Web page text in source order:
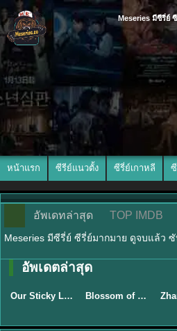
Meseries มีซีรี่ย์
หน้าแรก ซีรีย์แนวตั้ง ซีรี่ย์เกาหลี
อัพเดทล่าสุด TOP IMDB
Meseries มีซีรี่ย์ ซีรี่ย์มากมาย ดูจบแล้ว
อัพเดตล่าสุด
★6
ซับไทย
Our Sticky Love รักติดหนึบ (2026) พากย์ไทย ซับไทย EP.1-12 Blossom of Power (2026) บุหงาซ่อนคม พากย์ไทย ซับไทย EP1-36 ★